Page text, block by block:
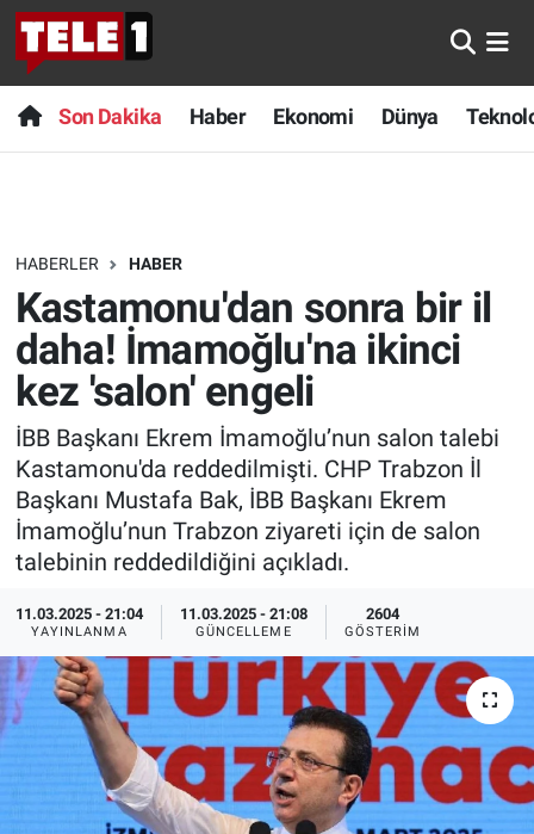
Son Dakika Haber Ekonomi Dünya
HABERLER HABER
Kastamonu'dan sonra bir il
daha! İmamoğlu'na ikinci
kez 'salon' engeli
İBB Başkanı Ekrem İmamoğlu’nun salon talebi
Kastamonu'da reddedilmişti. CHP Trabzon İl
Başkanı Mustafa Bak, İBB Başkanı Ekrem
İmamoğlu’nun Trabzon ziyareti için de salon
talebinin reddedildiğini açıkladı.
11.03.2025 - 21:04
YAYINLANMA
11.03.2025 - 21:08
GÜNCELLEME
2604
GÖSTERIM
Anında Manşet
Başka Sohbetler
Bilim turu
Bilim ve Teknoloji Evreni
Doğa Konuşuyor
Dünya
Ege Saati
Ege'den Esintiler
Eğitim
Eğlence
Ekonomi
Forum
Son Dakika
Haber
Dünya
Teknoloji
Sağlık
Spor
Yayın Akışı
İletişim
Nöbetçi Eczaneler
Hava Durumu
Trafik Durumu
Süper Lig Puan Durumu ve Fikstür
Tüm Manşetler
Son Dakika Haberleri
Haber Arşivi